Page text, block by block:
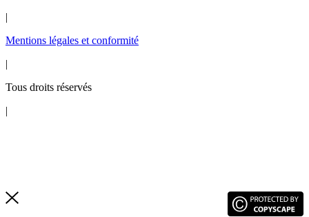
|
Mentions légales et conformité
|
Tous droits réservés
|